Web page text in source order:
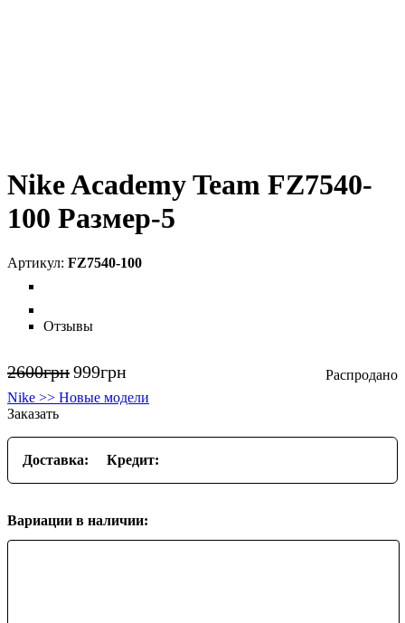
Nike Academy Team FZ7540-
100 Размер-5
FZ7540-100
Отзывы
2600грн999грн
Nike >> Новые модели
Заказать
Доставка: Кредит:
Вариации в наличии: